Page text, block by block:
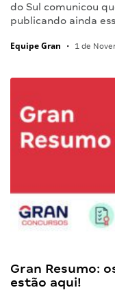
do Sul comunicou
publicando ainda
Equipe Gran • 1 de
Gran Resumo:
estão aqui!